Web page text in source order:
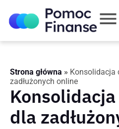
Strona główna » Konsolidacja
zadłużonych online
dla